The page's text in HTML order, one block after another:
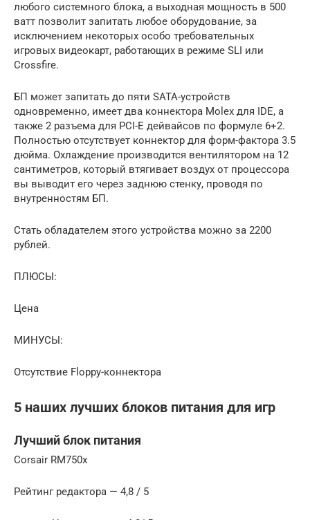
любого системного блока, а выходная мощность в 500
ватт позволит запитать любое оборудование, за
исключением некоторых особо требовательных
игровых видеокарт, работающих в режиме SLI или
Crossfire.
БП может запитать до пяти SATA-устройств
одновременно, имеет два коннектора Molex для IDE, а
также 2 разъема для PCI-E дейвайсов по формуле 6+2.
Полностью отсутствует коннектор для форм-фактора 3.5
дюйма. Охлаждение производится вентилятором на 12
сантиметров, который втягивает воздух от процессора
вы выводит его через заднюю стенку, проводя по
внутренностям БП.
Стать обладателем этого устройства можно за 2200
рублей.
ПЛЮСЫ:
Цена
МИНУСЫ:
Отсутствие Floppy-коннектора
5 наших лучших блоков питания для игр
Лучший блок питания
Corsair RM750x
Рейтинг редактора — 4,8 / 5